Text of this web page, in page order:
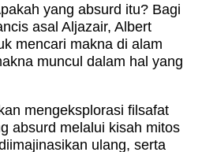
yang absurd itu? Bagi
asal Aljazair, Albert
mencari makna di alam
muncul dalam hal yang
mengeksplorasi filsafat
absurd melalui kisah mitos
ulang, serta